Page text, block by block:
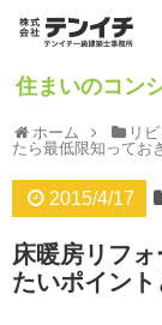
住まいのコン
ホーム リ
たら最低限知ってお
2015/4/17
床暖房リフ
たいポイント